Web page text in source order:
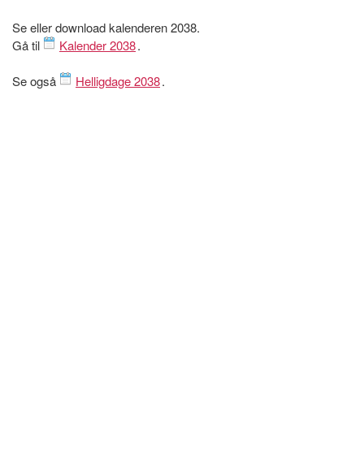
Se eller download kalenderen 2038.
Gå til
Kalender 2038.
Se også Helligdage 2038.